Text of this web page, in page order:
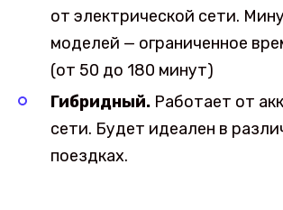
от электрической сети.
моделей — ограниченное
(от 50 до 180 минут)
Гибридный. Работает от
сети. Будет идеален в
поездках.